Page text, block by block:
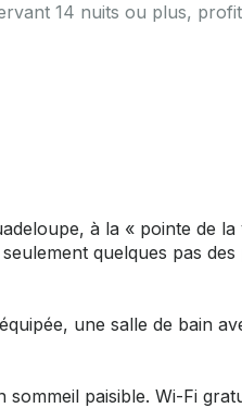
14 nuits ou plus,
à la « pointe de
quelques pas
une salle de bain
paisible. Wi-Fi